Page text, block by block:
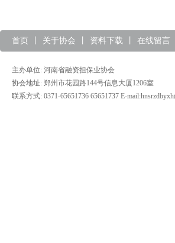
首页 关于协会 资料下载 在线留言
主办单位: 河南省融资担保业协会
协会地址: 郑州市花园路144号信息大厦1206室
联系方式: 0371-65651736 65651737 E-